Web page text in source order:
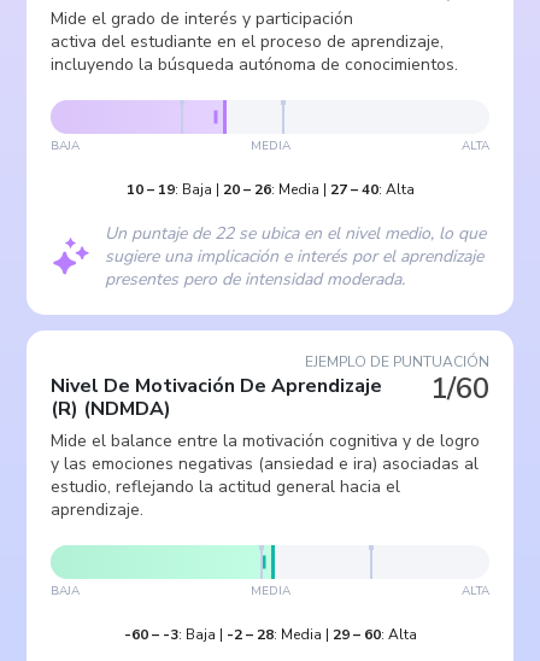
Mide el grado de interés y participación
activa del estudiante en el proceso de aprendizaje,
incluyendo la búsqueda autónoma de conocimientos.
BAJA MEDIA ALTA
10– 19: Baja | 20– 26: Media | 27–40: Alta
Un puntaje de 22 se ubica en el nivel medio, lo que
sugiere una implicación e interés por el aprendizaje
presentes pero de intensidad moderada.
EJEMPLO DE PUNTUACIÓN
1/60
Nivel De Motivación De Aprendizaje
(R) (NDMDA)
Mide el balance entre la motivación cognitiva y de logro
y las emociones negativas (ansiedad e ira) asociadas al
estudio, reflejando la actitud general hacia el
aprendizaje.
BAJA MEDIA ALTA
-60– -3: Baja | -2– 28: Media | 29– 60: Alta